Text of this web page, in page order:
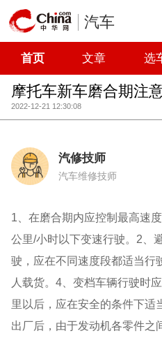
汽车
首页 文章 选
摩托车新车磨合期注
2022-12-21 12:30:08
汽修技师
汽车维修技师
1、在磨合期内应控制最高速
公里/小时以下变速行驶。2、
驶，应在不同速度段都适当行
人载货。4、变档车辆行驶时
里以后，应在安全的条件下适
出厂后，由于发动机各零件之